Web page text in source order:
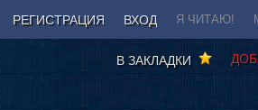
РЕГИСТРАЦИЯ ВХОД Я ЧИТАЮ!
В ЗАКЛАДКИ